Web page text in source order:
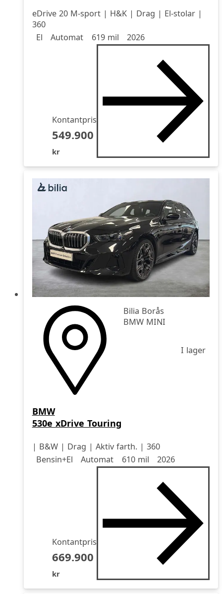
eDrive 20 M-sport | H&K | Drag | El-stolar |
360
Drivmedel
El
Drivmedel
Automat
Miltal 619 mil
årsmodell 2026
Kontantpris
549.900
kr
Bilia Borås
BMW MINI
I lager
BMW
530e xDrive Touring
| B&W | Drag | Aktiv farth. | 360
Drivmedel
Bensin+El
Drivmedel Automat
Miltal 610 mil
årsmodell 2026
Kontantpris
669.900
kr